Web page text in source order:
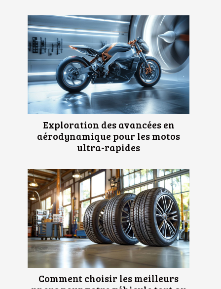
Exploration des avancées en
aérodynamique pour les motos
ultra-rapides
Comment choisir les meilleurs